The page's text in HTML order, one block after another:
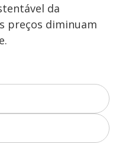
da
preços diminuam